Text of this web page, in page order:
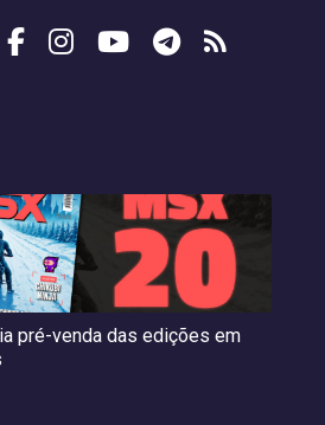
pré-venda das edições em